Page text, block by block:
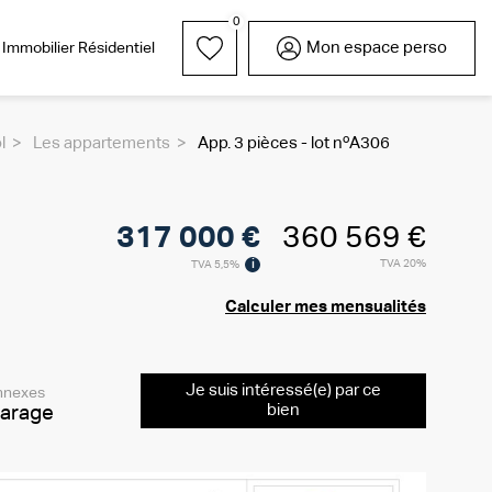
0
Mon espace perso
Garages / Parkings
Nos réalisations Nous rejoindre
Parrainez l'un de vos
Lexique
Immobilier Résidentiel
Les appartements App. 3 pièces - lot nºA306
317 000 €
TVA 5,5% i
360 569 €
TVA 20%
Calculer mes mensualités
Je suis intéressé(e) par ce
bien